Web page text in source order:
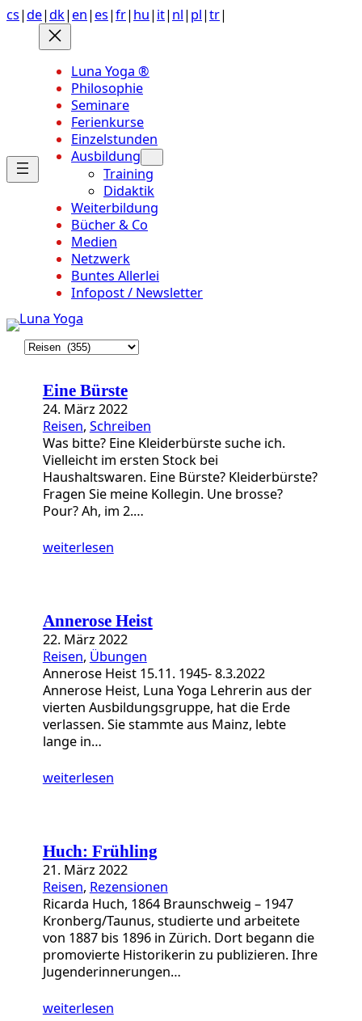
Anchor
Zum
Inhalt
springen
cs|de|dk| en| es|fr| hu| it| nl| pl|tr|
Luna Yoga ®
Philosophie
Seminare
Ferienkurse
Einzelstunden
Ausbildung
Training
Didaktik
Weiterbildung
Bücher & Co
Medien
Netzwerk
Buntes Allerlei
Infopost / Newsletter
K
Eine Bürste
24. März 2022
Reisen, Schreiben
Was bitte? Eine Kleiderbürste suche ich.
Vielleicht im ersten Stock bei
Haushaltswaren. Eine Bürste? Kleiderbürste?
Fragen Sie meine Kollegin. Une brosse?
Pour? Ah, im 2.…
weiterlesen
Annerose Heist
22. März 2022
Reisen, Übungen
Annerose Heist 15.11. 1945- 8.3.2022
Annerose Heist, Luna Yoga Lehrerin aus der
vierten Ausbildungsgruppe, hat die Erde
verlassen. Sie stammte aus Mainz, lebte
lange in…
weiterlesen
Huch: Frühling
21. März 2022
Reisen, Rezensionen
Ricarda Huch, 1864 Braunschweig – 1947
Kronberg/Taunus, studierte und arbeitete
von 1887 bis 1896 in Zürich. Dort begann die
promovierte Historikerin zu publizieren. Ihre
Jugenderinnerungen…
weiterlesen